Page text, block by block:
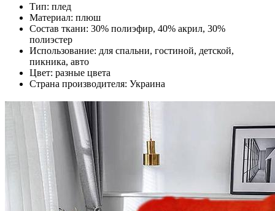
Тип: плед
Материал: плюш
Состав ткани: 30% полиэфир, 40% акрил, 30%
полиэстер
Использование: для спальни, гостиной, детской,
пикника, авто
Цвет: разные цвета
Страна производителя: Украина